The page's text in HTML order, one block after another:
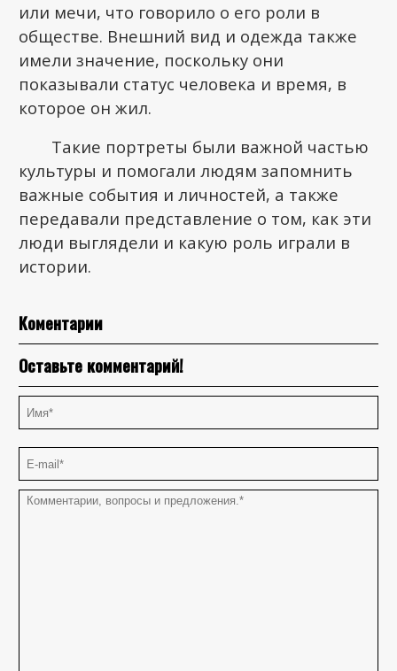
или мечи, что говорило о его роли в
обществе. Внешний вид и одежда также
имели значение, поскольку они
показывали статус человека и время, в
которое он жил.
Такие портреты были важной частью
культуры и помогали людям запомнить
важные события и личностей, а также
передавали представление о том, как эти
люди выглядели и какую роль играли в
истории.
Коментарии
Оставьте комментарий!